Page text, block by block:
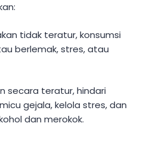
tidak teratur, konsumsi
berlemak, stres, atau
secara teratur, hindari
gejala, kelola stres, dan
dan merokok.